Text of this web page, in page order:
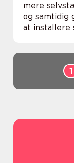
mere
og samtidig
at installere
1